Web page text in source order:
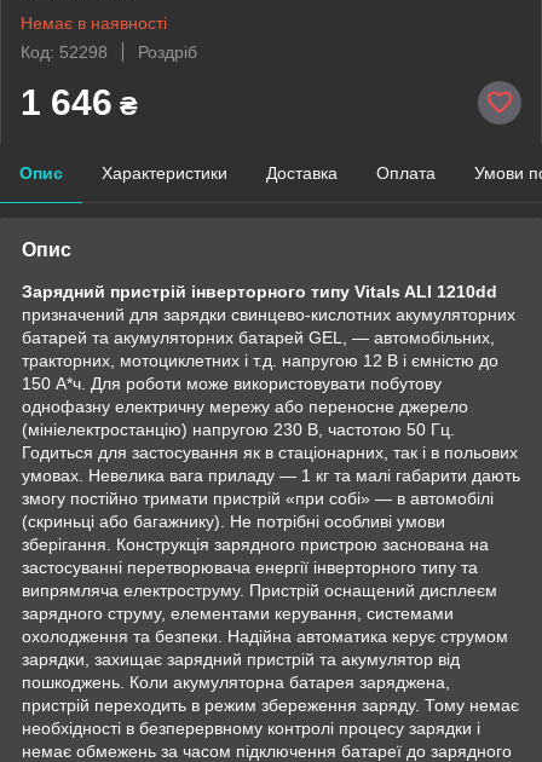
Немає в наявності
Код: 52298
Роздріб
1 646 ₴
Опис Характеристики Доставка Оплата Умови
Опис
Зарядний пристрій інверторного типу Vitals ALI 1210dd
призначений для зарядки свинцево-кислотних акумуляторних
батарей та акумуляторних батарей GEL, — автомобільних,
тракторних, мотоциклетних і т.д. напругою 12 В і ємністю до
150 А*ч. Для роботи може використовувати побутову
однофазну електричну мережу або переносне джерело
(мініелектростанцію) напругою 230 В, частотою 50 Гц.
Годиться для застосування як в стаціонарних, так і в польових
умовах. Невелика вага приладу — 1 кг та малі габарити дають
змогу постійно тримати пристрій «при собі» — в автомобілі
(скриньці або багажнику). Не потрібні особливі умови
зберігання. Конструкція зарядного пристрою заснована на
застосуванні перетворювача енергії інверторного типу та
випрямляча електроструму. Пристрій оснащений дисплеєм
зарядного струму, елементами керування, системами
охолодження та безпеки. Надійна автоматика керує струмом
зарядки, захищає зарядний пристрій та акумулятор від
пошкоджень. Коли акумуляторна батарея заряджена,
пристрій переходить в режим збереження заряду. Тому немає
необхідності в безперервному контролі процесу зарядки і
немає обмежень за часом підключення батареї до зарядного